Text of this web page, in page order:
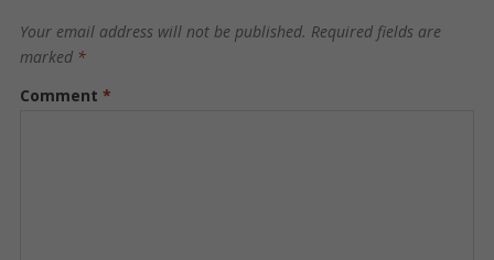
Your email address will not be published. Required fields are
marked *
Comment *